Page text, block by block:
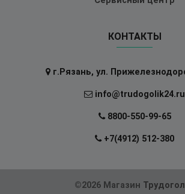
КОНТАКТЫ
г.Рязань, ул.
info@trudogolik24.ru
8800-550-99-65
+7(4912) 512-380
©2026 Магазин